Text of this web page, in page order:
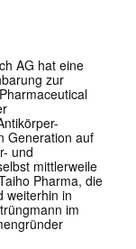
AG hat eine
zur
Generation auf
und
mittlerweile
Pharma, die
weiterhin in
im